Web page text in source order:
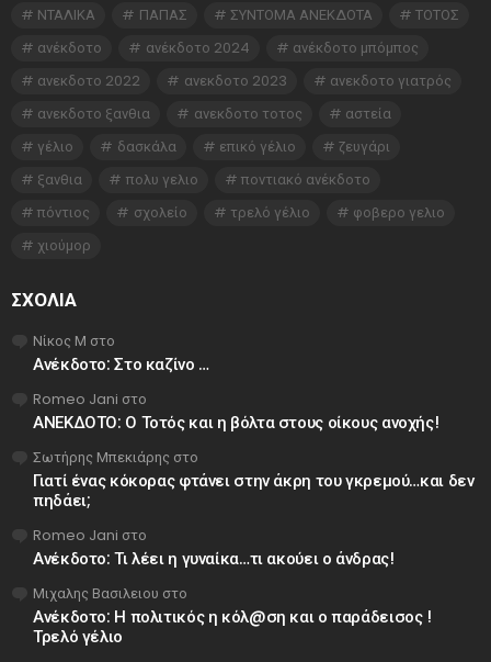
ΝΤΑΛΙΚΑ
ΠΑΠΑΣ ΣΥΝΤΟΜΑ ΑΝΕΚΔΟΤΑ
ΤΟΤΟΣ
ανέκδοτο
ανέκδοτο 2024
ανέκδοτο μπόμπος
ανεκδοτο 2022
ανεκδοτο 2023
ανεκδοτο γιατρός
ανεκδοτο ξανθια
ανεκδοτο τοτος
αστεία
γέλιο
δασκάλα επικό γέλιο
ζευγάρι
ξανθια
πολυ γελιο
ποντιακό ανέκδοτο
πόντιος
σχολείο τρελό γέλιο
φοβερο γελιο
χιούμορ
ΣΧΌΛΙΑ
Νίκος Μ στο
Ανέκδοτο: Στο καζίνο …
Romeo Jani στο
ΑΝΕΚΔΟΤΟ: Ο Τοτός και η βόλτα στους οίκους ανοχής!
Σωτήρης Μπεκιάρης στο
Γιατί ένας κόκορας φτάνει στην άκρη του γκρεμού…και δεν
πηδάει;
Romeo Jani στο
Ανέκδοτο: Τι λέει η γυναίκα…τι ακούει ο άνδρας!
Μιχαλης Βασιλειου στο
Ανέκδοτο: Η πολιτικός η κόλ@ση και ο παράδεισος !
Τρελό γέλιο